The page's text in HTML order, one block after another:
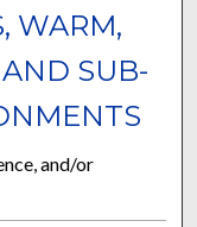
WARM,
SUB-
and/or